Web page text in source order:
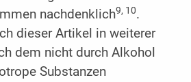
nachdenklich9, 10.
dieser Artikel in weiterer
dem nicht durch Alkohol
Substanzen